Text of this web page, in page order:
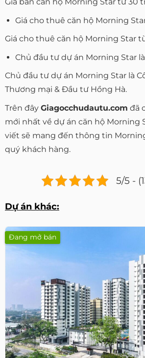
Giá cho thuê căn hộ Morning
Giá cho thuê căn hộ Morning Star
Chủ đầu tư dự án Morning Star là
Chủ đầu tư dự án Morning Star là
Thương mại & Đầu tư Hồng Hà.
Trên đây Giagocchudautu.com đã
mới nhất về dự án căn hộ Morning
viết sẽ mang đến thông tin
quý khách hàng.
5/5 -
Dự án khác:
Đang mở bán